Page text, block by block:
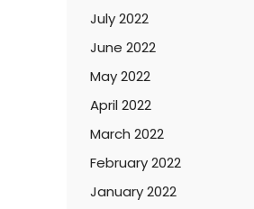
July 2022
June 2022
May 2022
April 2022
March 2022
February 2022
January 2022